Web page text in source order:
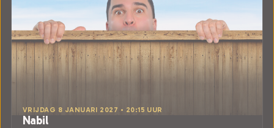
VRIJDAG 8 JANUARI 2027 • 20:15 UUR
Nabil